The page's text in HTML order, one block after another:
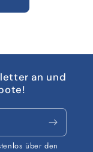
an und
über den